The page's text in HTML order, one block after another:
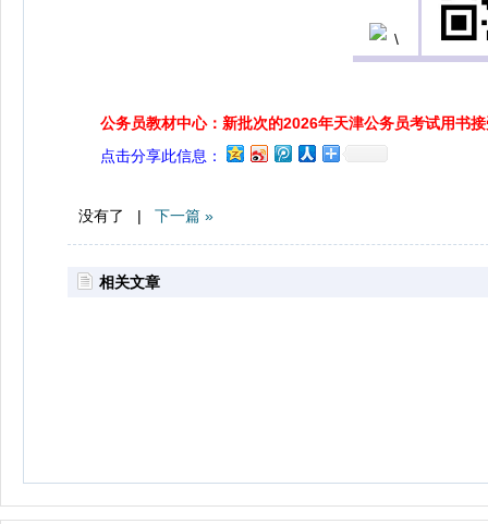
公务员教材中心：新批次的2026年天津公务员考试用书
点击分享此信息：
没有了 | 下一篇 »
相关文章